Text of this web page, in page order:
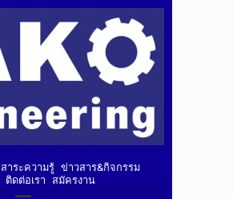
สาระความรู้ ข่าวสาร&กิจกรรม
ติดต่อเรา สมัครงาน